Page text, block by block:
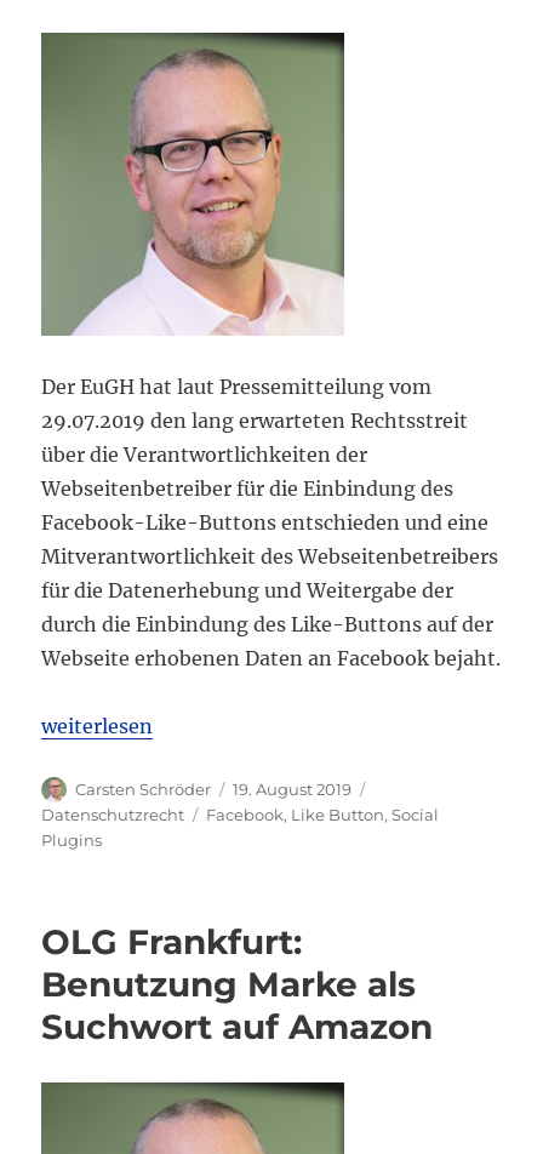
Der EuGH hat laut Pressemitteilung vom
29.07.2019 den lang erwarteten Rechtsstreit
über die Verantwortlichkeiten der
Webseitenbetreiber für die Einbindung des
Facebook-Like-Buttons entschieden und eine
Mitverantwortlichkeit des Webseitenbetreibers
für die Datenerhebung und Weitergabe der
durch die Einbindung des Like-Buttons auf der
Webseite erhobenen Daten an Facebook bejaht.
„EuGH: Auswirkungen des Webseitenbetreibers
weiterlesen
Autor
Carsten Schröder
Veröffentlicht
am
19. August 2019
Datenschutzrecht
Schlagwörter
Facebook, Like Button,Social
Plugins
OLG Frankfurt:
Benutzung Marke als
Suchwort auf Amazon